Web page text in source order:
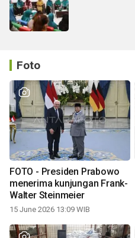
Foto
FOTO - Presiden Prabowo
menerima kunjungan Frank-
Walter Steinmeier
15 June 2026 13:09 WIB